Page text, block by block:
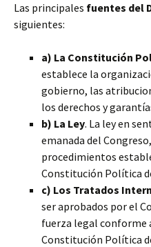
Las principales fuentes del
siguientes:
a) La Constitución
establece la
gobierno, las
los derechos y
b) La Ley. La ley en
emanada del
procedimientos
Constitución Política
c) Los Tratados
ser aprobados por el
fuerza legal conforme
Constitución Política